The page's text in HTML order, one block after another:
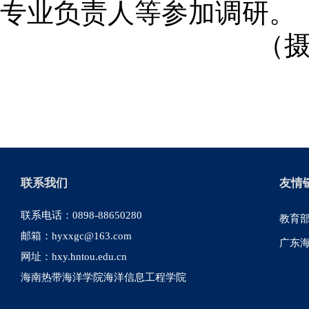
专业负责人等参加调研。
（
联系我们
联系电话：0898-88650280
邮箱：hyxxgc@163.com
网址：hxy.hntou.edu.cn
海南热带海洋学院海洋信息工程学院
友情
教育
广东